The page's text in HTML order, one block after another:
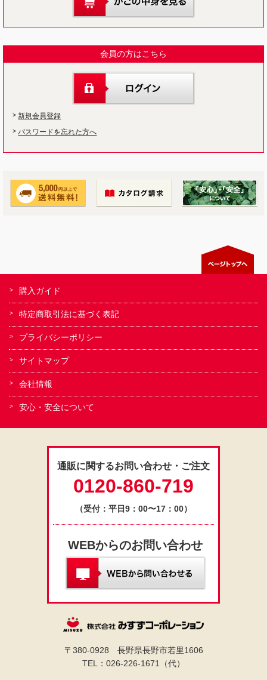
会員の方はこちら
新規会員登録
パスワードを忘れた方へ
購入ガイド
特定商取引法に基づく表記
プライバシーポリシー
サイトマップ
会社情報
安心・安全について
通販に関するお問い合わせ・ご注文
0120-860-719
（受付：平日9：00〜17：00）
WEBからのお問い合わせ
〒380-0928 長野県長野市若里1606
TEL：026-226-1671（代）